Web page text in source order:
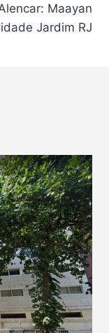
Maayan
Jardim RJ